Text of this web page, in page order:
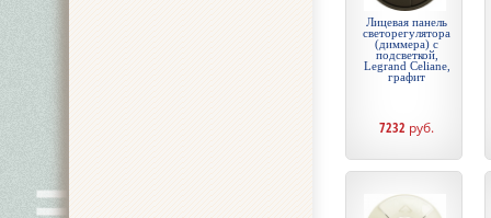
Лицевая панель
светорегулятора
(диммера) с
подсветкой,
Legrand Celiane,
графит
7232 руб.